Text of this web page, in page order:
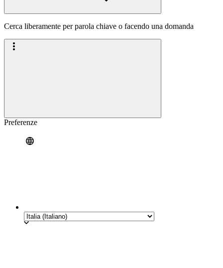
Cerca liberamente per parola chiave o facendo una domanda
Preferenze